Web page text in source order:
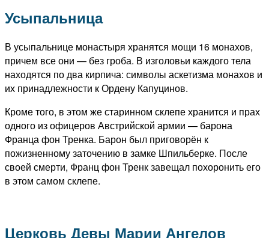
Усыпальница
В усыпальнице монастыря хранятся мощи 16 монахов,
причем все они — без гроба. В изголовьи каждого тела
находятся по два кирпича: символы аскетизма монахов и
их принадлежности к Ордену Капуцинов.
Кроме того, в этом же старинном склепе хранится и прах
одного из офицеров Австрийской армии — барона
Франца фон Тренка. Барон был приговорён к
пожизненному заточению в замке Шпильберке. После
своей смерти, Франц фон Тренк завещал похоронить его
в этом самом склепе.
Церковь Девы Марии Ангелов